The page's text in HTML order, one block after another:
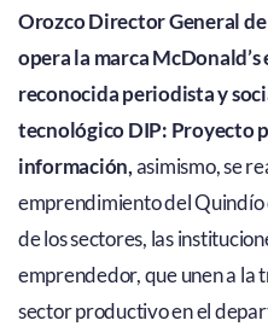
Orozco Director General
opera la marca
reconocida periodista y
tecnológico DIP: Proyecto
información,asimismo, se
emprendimiento del
de los sectores, las
emprendedor, que unen a la
sector productivo en el